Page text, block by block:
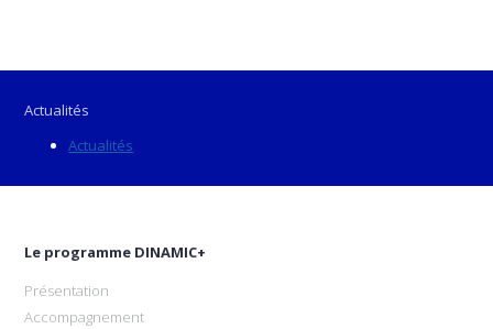
Actualités
Actualités
Le programme DINAMIC+
Présentation
Accompagnement